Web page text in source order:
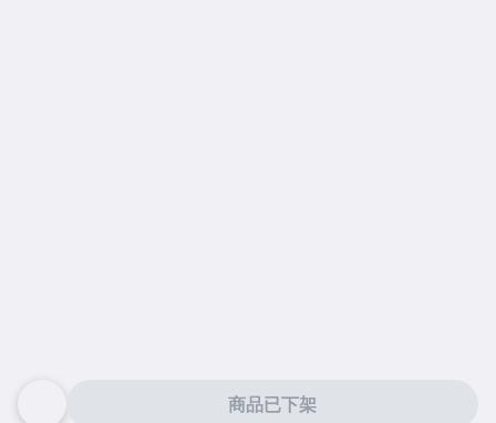
商品已下架